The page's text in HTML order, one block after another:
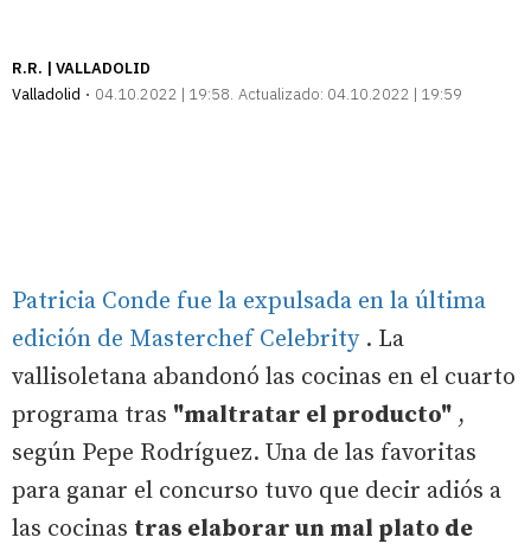
R.R. | VALLADOLID
Valladolid
04.10.2022 | 19:58 Actualizado: 04.10.2022 | 19:59
Patricia Conde fue la expulsada en la última
edición de Masterchef Celebrity. La
vallisoletana abandonó las cocinas en el cuarto
programa tras "maltratar el producto" ,
según Pepe Rodríguez. Una de las favoritas
para ganar el concurso tuvo que decir adiós a
las cocinas tras elaborar un mal plato de